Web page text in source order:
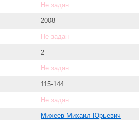
Не задан
2008
Не задан
2
Не задан
115-144
Не задан
Михеев Михаил Юрьевич